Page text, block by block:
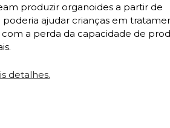
poderia ajudar crianças em
a perda da capacidade de
detalhes.